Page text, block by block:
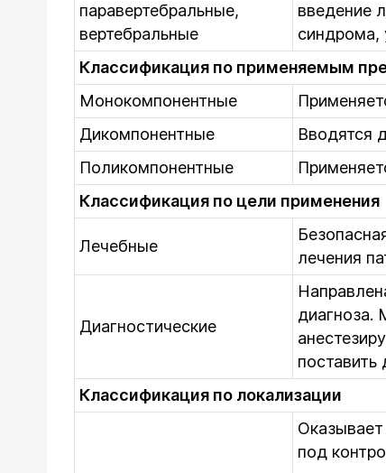
паравертебральные,
вертебральные
введение
синдрома,
Классификация по применяемым
Монокомпонентные
Дикомпонентные
Вводятся
Поликомпонентные
Классификация по цели применения
Лечебные
лечения
Диагностические
диагноза.
поставить
Классификация по локализации
под